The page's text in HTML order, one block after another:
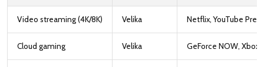
Video streaming (4K/8K) Velika Netflix, YouTube
Cloud gaming Velika GeForce NOW, Xbox